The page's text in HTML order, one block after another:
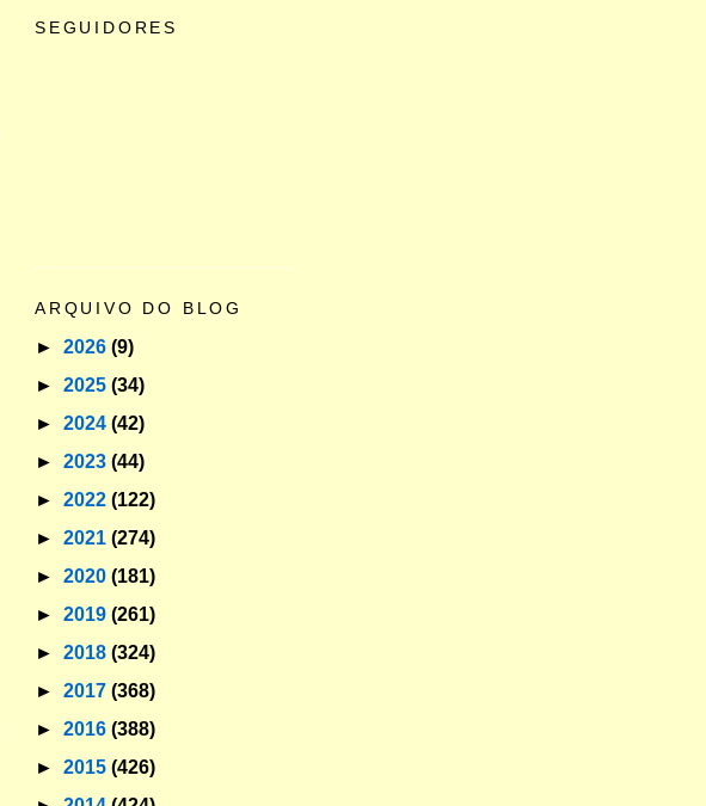
SEGUIDORES
ARQUIVO DO BLOG
► 2026 (9)
► 2025 (34)
► 2024 (42)
► 2023 (44)
► 2022 (122)
► 2021 (274)
► 2020 (181)
► 2019 (261)
► 2018 (324)
► 2017 (368)
► 2016 (388)
► 2015 (426)